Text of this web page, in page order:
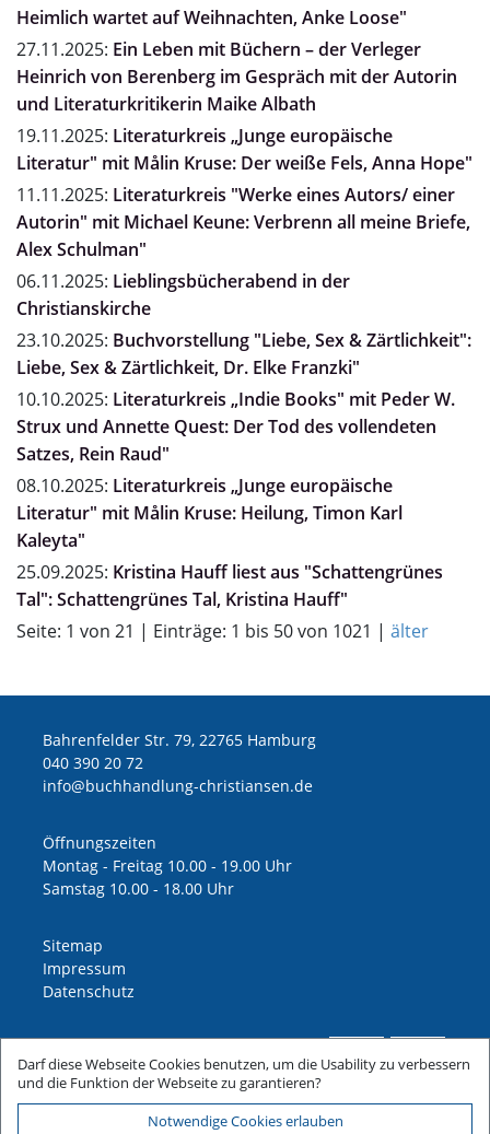
Heimlich wartet auf Weihnachten, Anke Loose"
27.11.2025: Ein Leben mit Büchern – der Verleger
Heinrich von Berenberg im Gespräch mit der Autorin
und Literaturkritikerin Maike Albath
19.11.2025: Literaturkreis „Junge europäische
Literatur" mit Målin Kruse: Der weiße Fels, Anna Hope"
11.11.2025: Literaturkreis "Werke eines Autors/ einer
Autorin" mit Michael Keune: Verbrenn all meine Briefe,
Alex Schulman"
06.11.2025: Lieblingsbücherabend in der
Christianskirche
23.10.2025: Buchvorstellung "Liebe, Sex & Zärtlichkeit":
Liebe, Sex & Zärtlichkeit, Dr. Elke Franzki"
10.10.2025: Literaturkreis „Indie Books" mit Peder W.
Strux und Annette Quest: Der Tod des vollendeten
Satzes, Rein Raud"
08.10.2025: Literaturkreis „Junge europäische
Literatur" mit Målin Kruse: Heilung, Timon Karl
Kaleyta"
25.09.2025: Kristina Hauff liest aus "Schattengrünes
Tal": Schattengrünes Tal, Kristina Hauff"
Seite: 1 von 21 | Einträge: 1 bis 50 von 1021 | älter
Bahrenfelder Str. 79, 22765 Hamburg
040 390 20 72
ed.nesnaitsirhc-gnuldnahhcub@ofni
Öffnungszeiten
Montag - Freitag 10.00 - 19.00 Uhr
Samstag 10.00 - 18.00 Uhr
Sitemap
Impressum
Datenschutz
Darf diese Webseite Cookies benutzen, um die Usability zu verbessern
und die Funktion der Webseite zu garantieren?
Notwendige Cookies erlauben